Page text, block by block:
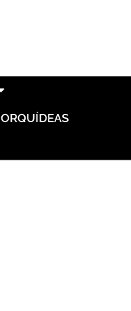
ORQUÍDEAS